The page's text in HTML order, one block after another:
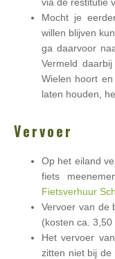
Mocht je
willen blijven
ga daarvoor
Vermeld
Wielen hoort
laten houden,
Vervoer
Op het eiland
fiets
Fietsverhuur
Vervoer van de
(kosten ca. 3,50
Het vervoer
zitten niet bij de